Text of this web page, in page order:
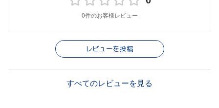
0件のお客様レビュー
レビューを投稿
すべてのレビューを見る